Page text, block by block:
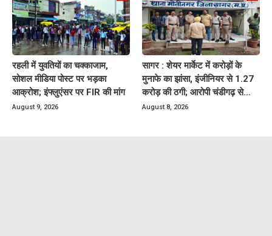
रहली में युवतियों का चक्काजाम,
सोशल मीडिया पोस्ट पर भड़का
आक्रोश; इंफ्लुएंसर पर FIR की मांग
August 9, 2026
सागर : शेयर मार्केट में करोड़ों के
मुनाफे का झांसा, इंजीनियर से 1.27
करोड़ की ठगी; आरोपी चंडीगढ़ से
गिरफ्तार
August 8, 2026